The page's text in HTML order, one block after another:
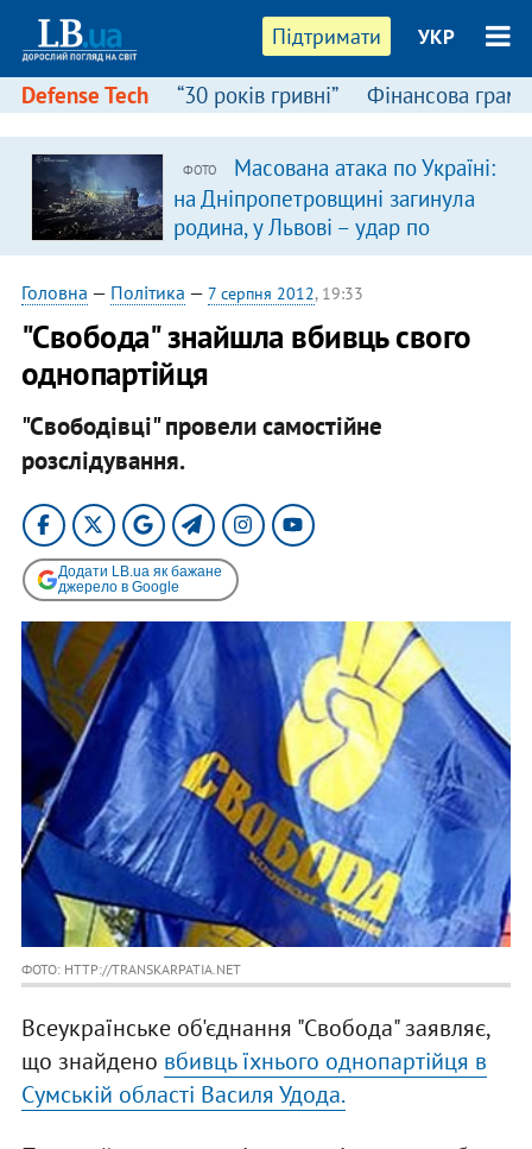
Підтримати УКР
Defense Tech “30 років гривні” Фінансова
ФОТО
Масована атака по Україні:
на Дніпропетровщині загинула
родина, у Львові – удар по
багатоповерхівках
(доповнюється)
Головна — Політика — 7 серпня 2012, 19:33
"Свобода" знайшла вбивць свого
однопартійця
"Свободівці" провели самостійне
розслідування.
Додати LB.ua як бажане
джерело в Google
ФОТО: HTTP://TRANSKARPATIA.NET
Всеукраїнське об'єднання "Свобода" заявляє,
що знайдено вбивць їхнього однопартійця в
Сумській області Василя Удода.